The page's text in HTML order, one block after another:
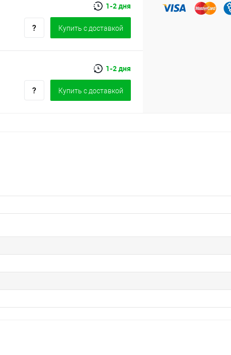
1-2 дня
Купить c доставкой
1-2 дня
Купить c доставкой